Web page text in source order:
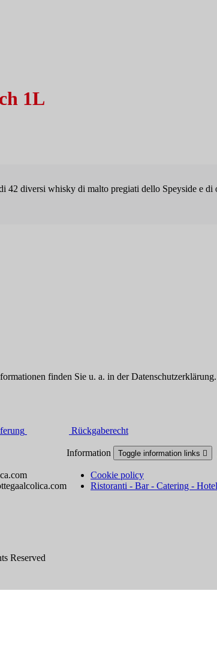
1L
diversi whisky di malto pregiati dello Speyside e
finden Sie u. a. in der Datenschutzerklärung.
Rückgaberecht
Information Toggle information links 
Cookie policy
Ristoranti - Bar - Catering - Hotel
Reserved